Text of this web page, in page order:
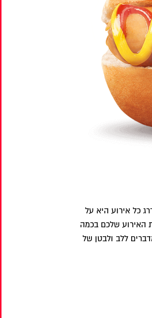
כל אירוע היא על
האירוע שלכם בכמה
ללב ולבטן של